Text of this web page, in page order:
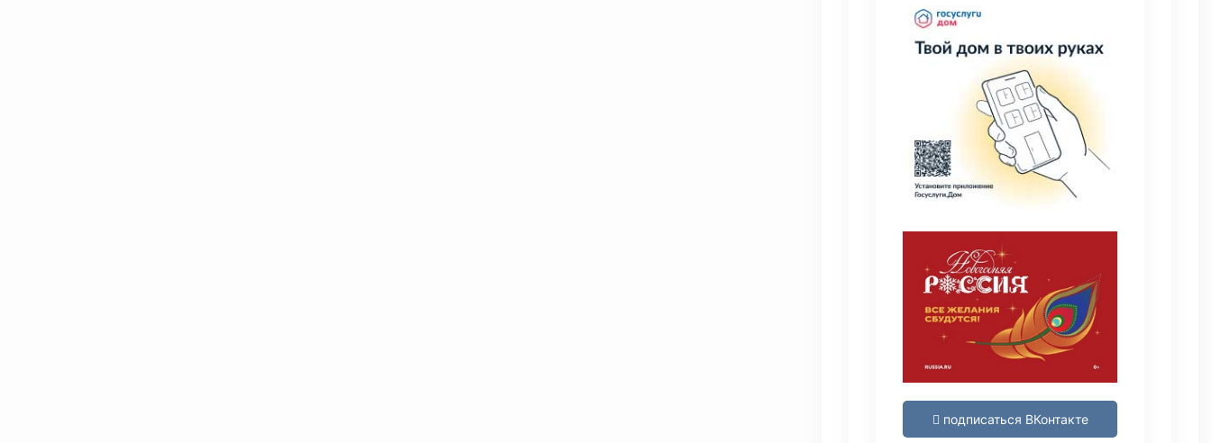
подписаться ВКонтакте